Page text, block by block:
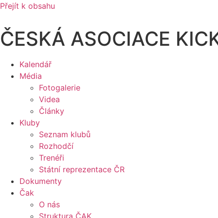
Přejít k obsahu
ČESKÁ ASOCIACE
Kalendář
Média
Fotogalerie
Videa
Články
Kluby
Seznam klubů
Rozhodčí
Trenéři
Státní reprezentace ČR
Dokumenty
Čak
O nás
Struktura ČAK